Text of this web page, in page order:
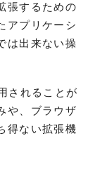
張するための
アプリケーシ
は出来ない操
されることが
や、ブラウザ
得ない拡張機